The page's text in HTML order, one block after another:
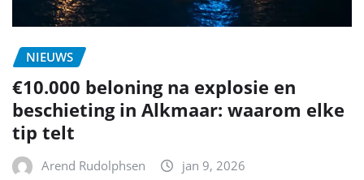
NIEUWS
€10.000 beloning na explosie en
beschieting in Alkmaar: waarom elke
tip telt
Arend Rudolphsen jan 9, 2026